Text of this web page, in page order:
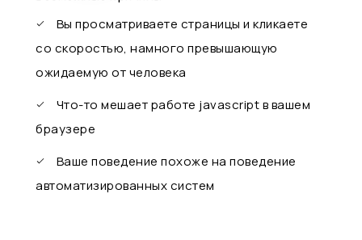
Вы просматриваете страницы и кликаете
со скоростью, намного превышающую
ожидаемую от человека
Что-то мешает работе javascript в вашем
браузере
Ваше поведение похоже на поведение
автоматизированных систем